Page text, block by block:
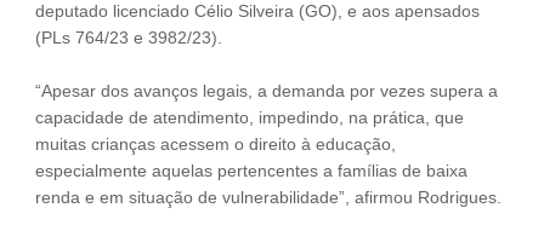
deputado licenciado Célio Silveira (GO), e aos apensados
(PLs 764/23 e 3982/23).
“Apesar dos avanços legais, a demanda por vezes supera a
capacidade de atendimento, impedindo, na prática, que
muitas crianças acessem o direito à educação,
especialmente aquelas pertencentes a famílias de baixa
renda e em situação de vulnerabilidade”, afirmou Rodrigues.